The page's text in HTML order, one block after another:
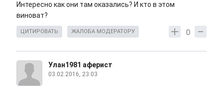
Интересно как они там оказались? И кто в этом
виноват?
0
ЦИТИРОВАТЬ ЖАЛОБА МОДЕРАТОРУ
Улан1981 аферист
03.02.2016, 23:03